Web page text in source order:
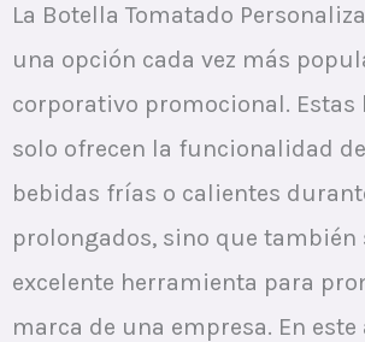
La Botella Tomatado
una opción cada vez más
corporativo promocional. Estas
solo ofrecen la funcionalidad
bebidas frías o calientes
prolongados, sino que también
excelente herramienta para
marca de una empresa. En